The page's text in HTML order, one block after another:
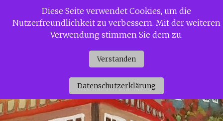
InhaltSiggi Gerdaus Welt
Diese Seite verwendet Cookies, um die
Nutzerfreundlichkeit zu verbessern. Mit der weiteren
Verwendung stimmen Sie dem zu.
Verstanden
Datenschutzerklärung